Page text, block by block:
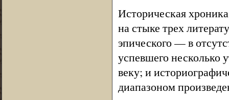
Историческая
на стыке трех
эпического — в
успевшего несколько
веку; и
диапазоном